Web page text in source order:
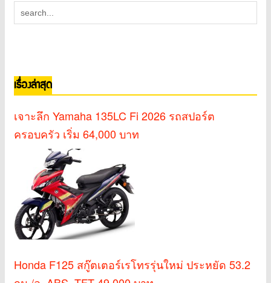
เรื่องล่าสุด
เจาะลึก Yamaha 135LC Fi 2026 รถสปอร์ต
ครอบครัว เริ่ม 64,000 บาท
Honda F125 สกู๊ตเตอร์เรโทรรุ่นใหม่ ประหยัด 53.2